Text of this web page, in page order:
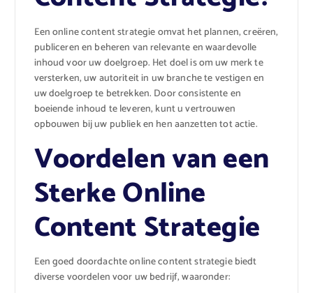
Een online content strategie omvat het plannen, creëren,
publiceren en beheren van relevante en waardevolle
inhoud voor uw doelgroep. Het doel is om uw merk te
versterken, uw autoriteit in uw branche te vestigen en
uw doelgroep te betrekken. Door consistente en
boeiende inhoud te leveren, kunt u vertrouwen
opbouwen bij uw publiek en hen aanzetten tot actie.
Voordelen van een
Sterke Online
Content Strategie
Een goed doordachte online content strategie biedt
diverse voordelen voor uw bedrijf, waaronder: